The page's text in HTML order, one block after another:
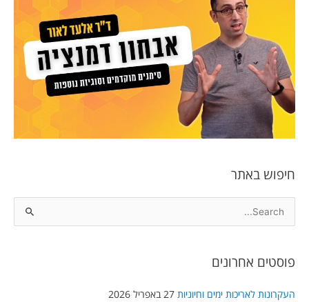
חיפוש באתר
rפוסטים אחרונים
העקרונות לאריכות ימים וחיוניות 27 באפריל 2026